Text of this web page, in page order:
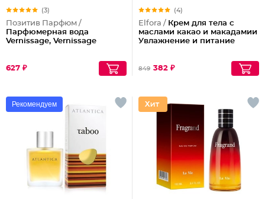
(3)
Позитив Парфюм /
Парфюмерная вода
Vernissage, Vernissage
627 ₽
(4)
Elfora / Крем для тела с
маслами какао и макадамии
Увлажнение и питание
849 382 ₽
Рекомендуем